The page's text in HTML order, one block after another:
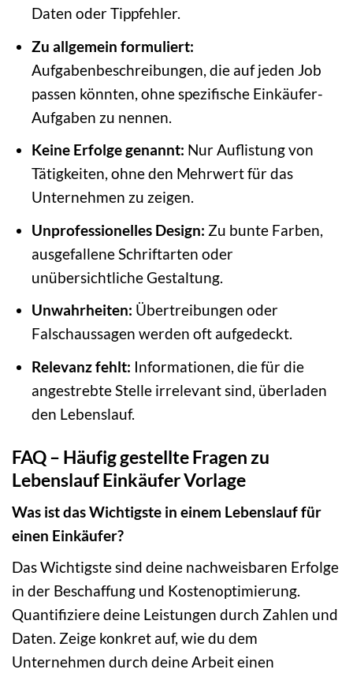
Daten oder Tippfehler.
Zu allgemein formuliert:
Aufgabenbeschreibungen, die auf jeden Job
passen könnten, ohne spezifische Einkäufer-
Aufgaben zu nennen.
Keine Erfolge genannt: Nur Auflistung von
Tätigkeiten, ohne den Mehrwert für das
Unternehmen zu zeigen.
Unprofessionelles Design: Zu bunte Farben,
ausgefallene Schriftarten oder
unübersichtliche Gestaltung.
Unwahrheiten: Übertreibungen oder
Falschaussagen werden oft aufgedeckt.
Relevanz fehlt: Informationen, die für die
angestrebte Stelle irrelevant sind, überladen
den Lebenslauf.
FAQ – Häufig gestellte Fragen zu
Lebenslauf Einkäufer Vorlage
Was ist das Wichtigste in einem Lebenslauf für
einen Einkäufer?
Das Wichtigste sind deine nachweisbaren Erfolge
in der Beschaffung und Kostenoptimierung.
Quantifiziere deine Leistungen durch Zahlen und
Daten. Zeige konkret auf, wie du dem
Unternehmen durch deine Arbeit einen